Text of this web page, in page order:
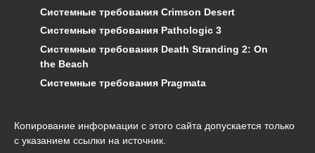
Системные требования Crimson Desert
Системные требования Pathologic 3
Системные требования Death Stranding 2: On
the Beach
Системные требования Pragmata
Копирование информации с этого сайта допускается только
с указанием ссылки на источник.